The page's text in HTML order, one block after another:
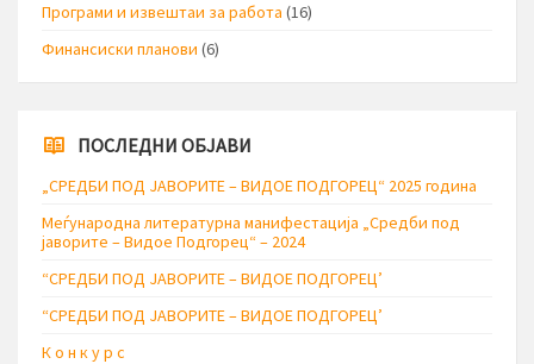
Програми и извештаи за работа (16)
Финансиски планови (6)
ПОСЛЕДНИ ОБЈАВИ
„СРЕДБИ ПОД ЈАВОРИТЕ – ВИДОЕ ПОДГОРЕЦ“ 2025 година
Меѓународна литературна манифестација „Средби под
јаворите – Видое Подгорец“ – 2024
“СРЕДБИ ПОД ЈАВОРИТЕ – ВИДОЕ ПОДГОРЕЦ’
“СРЕДБИ ПОД ЈАВОРИТЕ – ВИДОЕ ПОДГОРЕЦ’
К о н к у р с